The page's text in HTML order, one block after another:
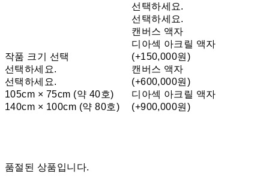
작품 크기 선택
선택하세요.
선택하세요.
105cm × 75cm (약 40호)
140cm × 100cm (약 80호)
선택하세요.
선택하세요.
캔버스 액자
디아섹 아크릴 액자
(+150,000원)
캔버스 액자
(+600,000원)
디아섹 아크릴 액자
(+900,000원)
품절된 상품입니다.